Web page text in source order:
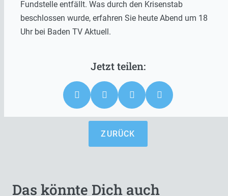
Fundstelle entfällt. Was durch den Krisenstab
beschlossen wurde, erfahren Sie heute Abend um 18
Uhr bei Baden TV Aktuell.
ZURÜCK
Das könnte Dich auch